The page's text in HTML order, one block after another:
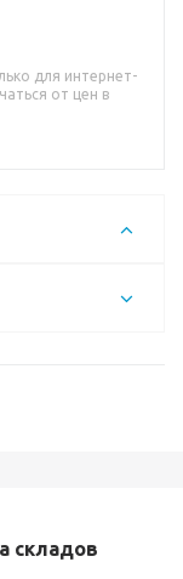
для интернет-
от цен в
складов